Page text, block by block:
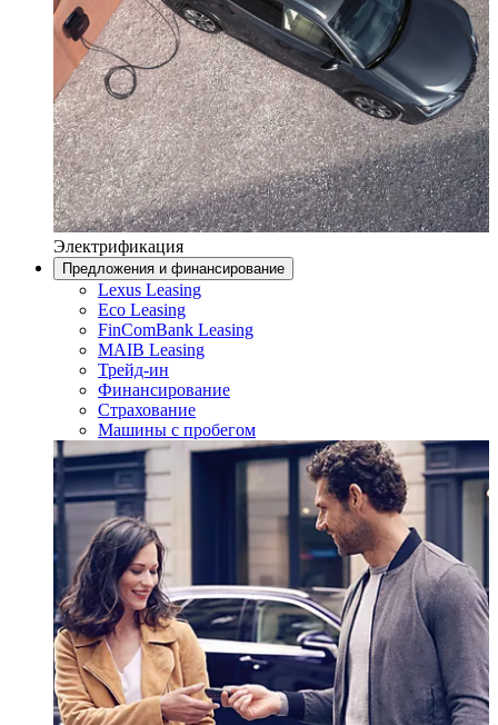
Электрификация
Предложения и финансирование
Lexus Leasing
Eco Leasing
FinComBank Leasing
MAIB Leasing
Трейд-ин
Финансирование
Страхование
Машины с пробегом